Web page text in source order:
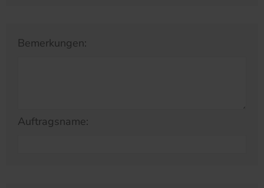
Bemerkungen:
Auftragsname: